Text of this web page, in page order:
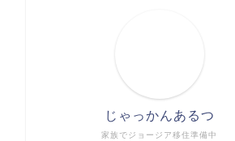
家族でジョージア移住準備中
じゃっかんあるつ